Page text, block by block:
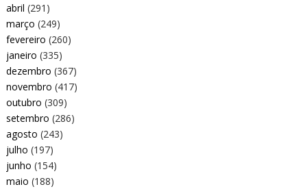
abril (291)
março (249)
fevereiro (260)
janeiro (335)
dezembro (367)
novembro (417)
outubro (309)
setembro (286)
agosto (243)
julho (197)
junho (154)
maio (188)